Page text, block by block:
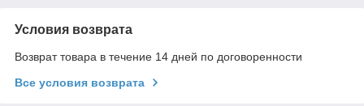
Условия возврата
Возврат товара в течение 14 дней по договоренности
Все условия возврата